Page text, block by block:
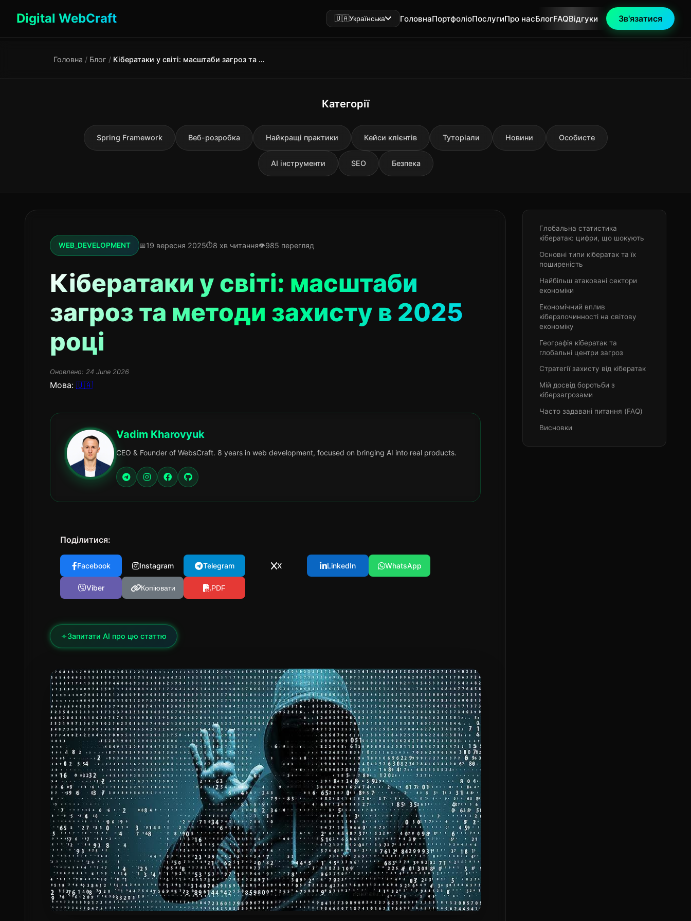
Digital WebCraft 🇺🇦Українська ГоловнаПортфоліоПослугиПро насБлогFAQВідгуки Зв'язатися
Головна / Блог / Кібератаки у світі: масштаби загроз та методи захисту в 2025 році
Категорії
Spring Framework Веб-розробка Найкращі практики Кейси клієнтів Туторіали Новини Особисте
AI інструменти SEO Безпека
WEB_DEVELOPMENT 19 вересня 2025 8 хв читання 985 перегляд
Кібератаки у світі: масштаби
загроз та методи захисту в 2025
році
Оновлено: 24 June 2026
Мова: 🇺🇦
Vadim Kharovyuk
CEO & Founder of WebsCraft. 8 years in web development, focused on bringing AI into real products.
Поділитися:
Facebook Instagram Telegram X LinkedIn WhatsApp
Viber Копіювати PDF
✦Запитати AI про цю статтю
Глобальна статистика
кібератак: цифри, що шокують
Основні типи кібератак та їх
поширеність
Найбільш атаковані сектори
економіки
Економічний вплив
кіберзлочинності на світову
економіку
Географія кібератак та
глобальні центри загроз
Стратегії захисту від кібератак
Мій досвід боротьби з
кіберзагрозами
Часто задавані питання (FAQ)
Висновки